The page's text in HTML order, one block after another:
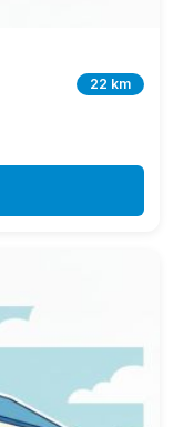
22 km